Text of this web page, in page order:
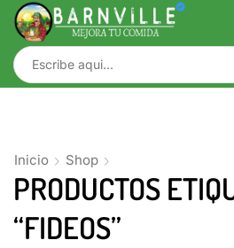
Inicio Shop
PRODUCTOS
“FIDEOS”